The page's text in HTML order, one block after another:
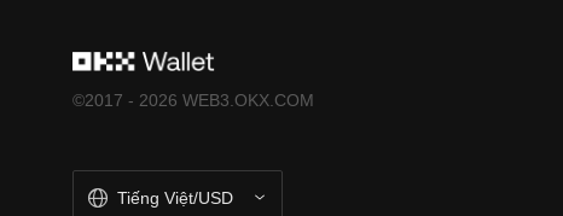
©2017 - 2026 WEB3.OKX.COM
Tiếng Việt/USD